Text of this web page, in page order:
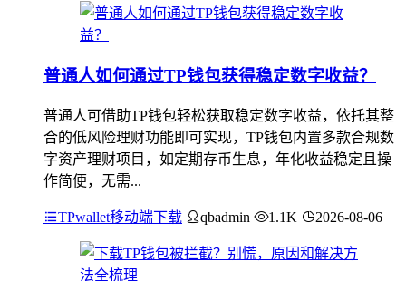
普通人如何通过TP钱包获得稳定数字收益？
普通人可借助TP钱包轻松获取稳定数字收益，依托其整
合的低风险理财功能即可实现，TP钱包内置多款合规数
字资产理财项目，如定期存币生息，年化收益稳定且操
作简便，无需...
TPwallet移动端下载 qbadmin 1.1K 2026-08-06